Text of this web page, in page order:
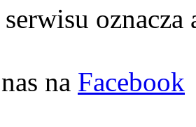
oznacza
na Facebook